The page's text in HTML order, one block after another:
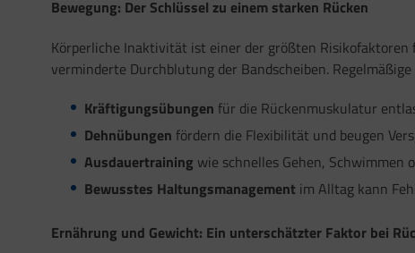
Bewegung: Der Schlüssel zu einem starken Rücken
Körperliche Inaktivität ist einer der größten
verminderte Durchblutung der Bandscheiben.
Kräftigungsübungen für die Rückenmuskulatur
Dehnübungen fördern die Flexibilität und beugen
Ausdauertraining wie schnelles Gehen, Schwimmen
Bewusstes Haltungsmanagementim Alltag kann
Ernährung und Gewicht: Ein unterschätzter Faktor bei